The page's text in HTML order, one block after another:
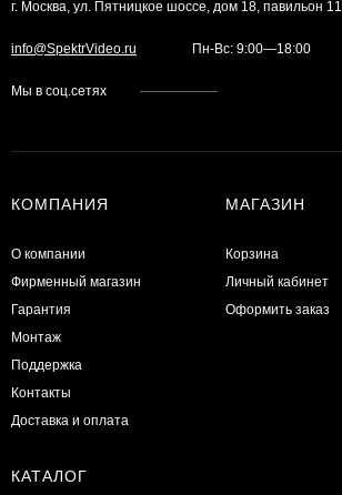
г. Москва, ул. Пятницкое шоссе, дом 18, павильон
info@SpektrVideo.ru Пн-Вс: 9:00—18:00
Мы в соц.сетях
КОМПАНИЯ
О компании
Фирменный магазин
Гарантия
Монтаж
Поддержка
Контакты
Доставка и оплата
МАГАЗИН
Корзина
Личный кабинет
Оформить заказ
КАТАЛОГ